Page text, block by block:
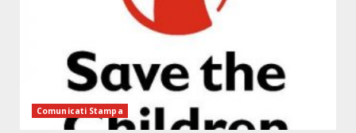
Comunicati Stampa